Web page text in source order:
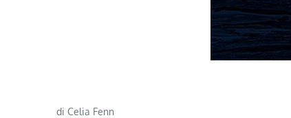
di Celia Fenn